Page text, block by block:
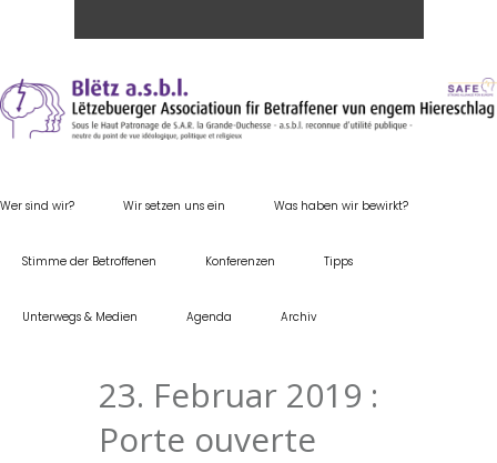
Wer sind wir? Wir setzen uns ein Was haben wir bewirkt?
Stimme der Betroffenen Konferenzen Tipps
Unterwegs & Medien Agenda Archiv
23. Februar 2019 :
Porte ouverte